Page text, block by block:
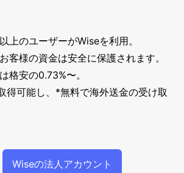
上のユーザーがWiseを利用。
様の資金は安全に保護されます。
格安の0.73%〜。
得可能し、*無料で海外送金の受け取
Wiseの法人アカウント